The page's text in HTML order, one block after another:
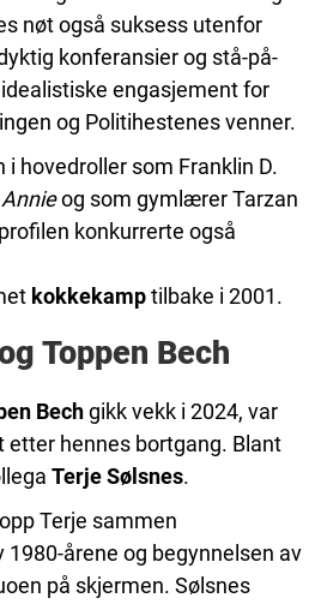
nøt også suksess utenfor
konferansier og stå-på-
engasjement for
og Politihestenes venner.
i hovedroller som Franklin D.
Annieog som gymlærer Tarzan
konkurrerte også
kokkekamptilbake i 2001.
Toppen Bech
Bechgikk vekk i 2024, var
etter hennes bortgang. Blant
Terje Sølsnes.
Terje sammen
1980-årene og begynnelsen av
på skjermen. Sølsnes